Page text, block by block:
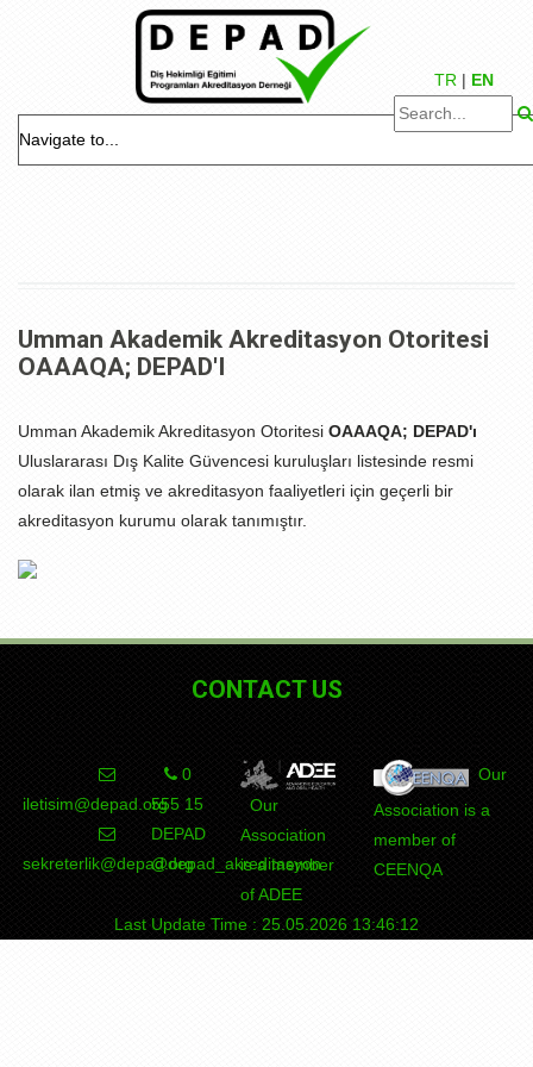
TR | EN
Umman Akademik Akreditasyon Otoritesi
OAAAQA; DEPAD'I
Umman Akademik Akreditasyon Otoritesi OAAAQA; DEPAD'ı
Uluslararası Dış Kalite Güvencesi kuruluşları listesinde resmi
olarak ilan etmiş ve akreditasyon faaliyetleri için geçerli bir
akreditasyon kurumu olarak tanımıştır.
CONTACT US
iletisim@depad.org
sekreterlik@depad.org
0
555 15
DEPAD
@depad_akreditasyon
Our
Association
is a member
of ADEE
Our
Association is a
member of
CEENQA
Last Update Time : 25.05.2026 13:46:12